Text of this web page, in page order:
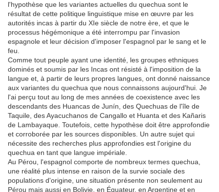
l'hypothèse que les variantes actuelles du quechua sont le
résultat de cette politique linguistique mise en œuvre par les
autorités incas à partir du XIe siècle de notre ère, et que le
processus hégémonique a été interrompu par l'invasion
espagnole et leur décision d'imposer l'espagnol par le sang et le
feu.
Comme tout peuple ayant une identité, les groupes ethniques
dominés et soumis par les Incas ont résisté à l'imposition de la
langue et, à partir de leurs propres langues, ont donné naissance
aux variantes du quechua que nous connaissons aujourd'hui. Je
l'ai perçu tout au long de mes années de coexistence avec les
descendants des Huancas de Junín, des Quechuas de l'île de
Taquile, des Ayacuchanos de Cangallo et Huanta et des Kañaris
de Lambayaque. Toutefois, cette hypothèse doit être approfondie
et corroborée par les sources disponibles. Un autre sujet qui
nécessite des recherches plus approfondies est l'origine du
quechua en tant que langue impériale.
Au Pérou, l'espagnol comporte de nombreux termes quechua,
une réalité plus intense en raison de la survie sociale des
populations d'origine, une situation présente non seulement au
Pérou mais aussi en Bolivie, en Équateur, en Argentine et en